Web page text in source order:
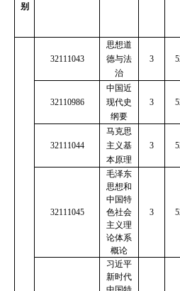
别
32111043
思想道
德与法
治
3
32110986
中国近
现代史
纲要
3
32111044
马克思
主义基
本原理
3
32111045
毛泽东
思想和
中国特
色社会
主义理
论体系
概论
3
习近平
新时代